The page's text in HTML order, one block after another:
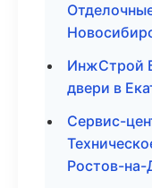
ИнжСтрой
двери в
Сервис-
Ростов-на-